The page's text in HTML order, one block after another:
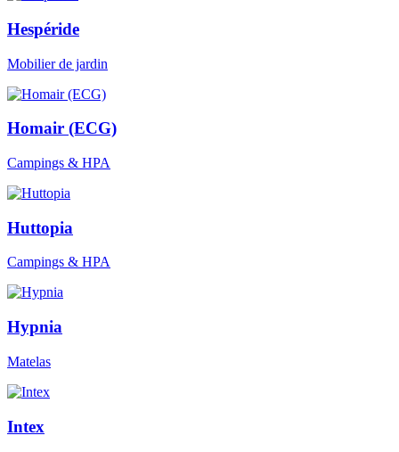
Hespéride
Mobilier de jardin
Homair (ECG)
Campings & HPA
Huttopia
Campings & HPA
Hypnia
Matelas
Intex